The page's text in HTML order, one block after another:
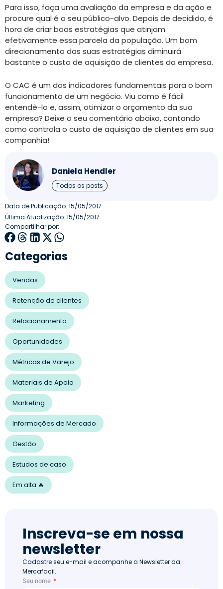
Para isso, faça uma avaliação da empresa e da ação e
procure qual é o seu público-alvo. Depois de decidido, é
hora de criar boas estratégias que atinjam
efetivamente essa parcela da população. Um bom
direcionamento das suas estratégias diminuirá
bastante o custo de aquisição de clientes da empresa.
O CAC é um dos indicadores fundamentais para o bom
funcionamento de um negócio. Viu como é fácil
entendê-lo e, assim, otimizar o orçamento da sua
empresa? Deixe o seu comentário abaixo, contando
como controla o custo de aquisição de clientes em sua
companhia!
Daniela Hendler
Todos os posts
Data de Publicação: 15/05/2017
Última Atualização: 15/05/2017
Compartilhar por:
Categorias
Vendas
Retenção de clientes
Relacionamento
Oportunidades
Métricas de Varejo
Materiais de Apoio
Marketing
Informações de Mercado
Gestão
Estudos de caso
Em alta 🔥
Inscreva-se em nossa
newsletter
Cadastre seu e-mail e acompanhe a Newsletter da
Mercafacil.
Seu nome